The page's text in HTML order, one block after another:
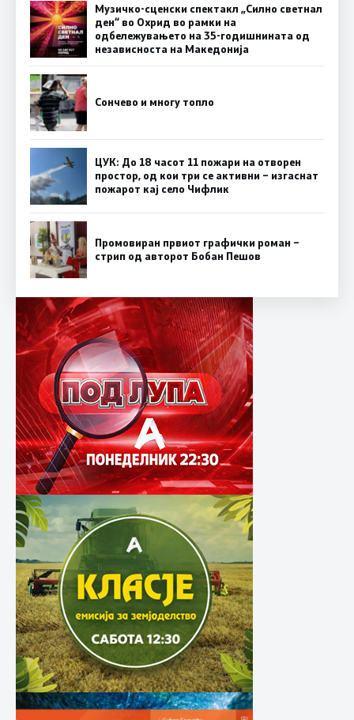
Музичко-сценски спектакл „Силно светнал
ден“ во Охрид во рамки на
одбележувањето на 35-годишнината од
независноста на Македонија
Сончево и многу топло
ЦУК: До 18 часот 11 пожари на отворен
простор, од кои три се активни – изгаснат
пожарот кај село Чифлик
Промовиран првиот графички роман –
стрип од авторот Бобан Пешов